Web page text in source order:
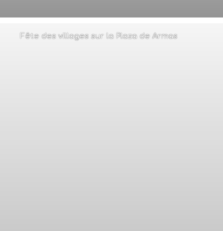
Fête des villages sur la Plaza de Armas